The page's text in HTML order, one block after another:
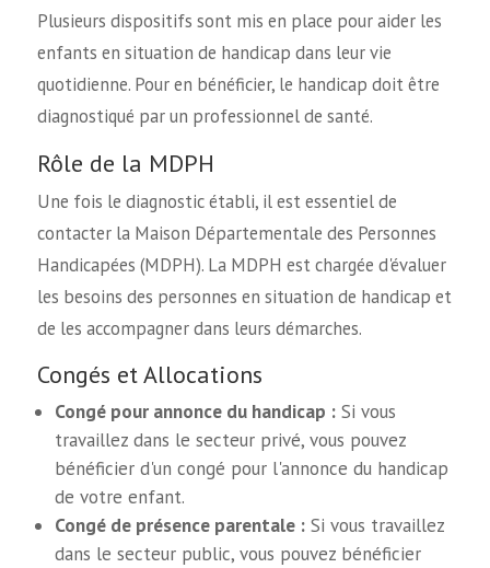
Plusieurs dispositifs sont mis en place pour aider les
enfants en situation de handicap dans leur vie
quotidienne. Pour en bénéficier, le handicap doit être
diagnostiqué par un professionnel de santé.
Rôle de la MDPH
Une fois le diagnostic établi, il est essentiel de
contacter la Maison Départementale des Personnes
Handicapées (MDPH). La MDPH est chargée d'évaluer
les besoins des personnes en situation de handicap et
de les accompagner dans leurs démarches.
Congés et Allocations
Congé pour annonce du handicap : Si vous
travaillez dans le secteur privé, vous pouvez
bénéficier d'un congé pour l'annonce du handicap
de votre enfant.
Congé de présence parentale : Si vous travaillez
dans le secteur public, vous pouvez bénéficier